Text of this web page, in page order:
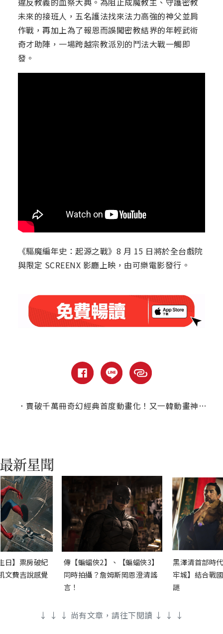
未來的接班人，五名護法找來法力高強的神父並肩
作戰，再加上為了報恩而誤闖密教結界的年輕武術
奇才助陣，一場跨越宗教派別的鬥法大戰一觸即
發。
《驅魔編年史：起源之戰》8 月 15 日將於全台戲院
與限定 SCREENX 影廳上映，由可樂電影發行。
． 賣破千萬冊奇幻經典首度動畫化！又一韓動畫神作【驅魔編年史】上映勇奪新片冠軍
日】票房破紀
文費吉說感覺
傳【蝙蝠俠2】、【蝙蝠俠3】
同時拍攝？詹姆斯岡恩澄清謠
言！
黑澤清首部時
牢城】結合戰
謎
↓ ↓ ↓ 尚有文章，請往下閱讀 ↓ ↓ ↓